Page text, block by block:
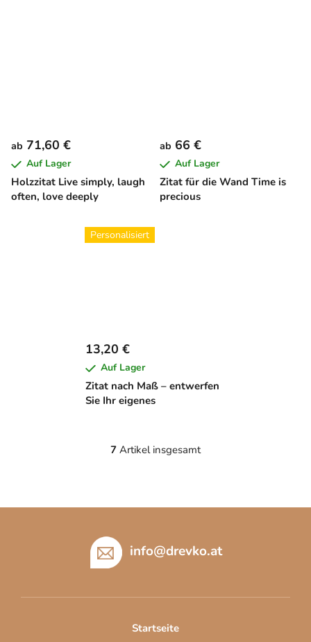
Holzzitat Live simply, laugh
often, love deeply
ab 71,60 €
Auf Lager
Zitat für die Wand Time is
precious
ab 66 €
Auf Lager
Personalisiert
Zitat nach Maß – entwerfen
Sie Ihr eigenes
13,20 €
Auf Lager
S
e
l
m
n
7 Artikel insgesamt
info@drevko.at
Startseite